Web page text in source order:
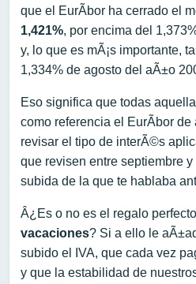
que el EurÃ­bor ha cerrado el
1,421%, por encima del
y, lo que es mÃ¡s importante,
1,334% de agosto del aÃ±o
Eso significa que todas
como referencia el EurÃ­bor de
revisar el tipo de interÃ©s
que revisen entre septiembre y
subida de la que te hablaba
Â¿Es o no es el regalo
vacaciones? Si a ello le
subido el IVA, que cada vez
y que la estabilidad de